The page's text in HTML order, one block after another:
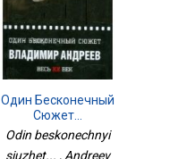
Один Бесконечный
Сюжет...
Odin beskonechnyi
siuzhet... , Andreev